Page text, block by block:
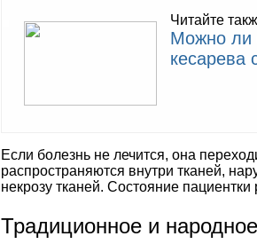
Читайте
Можно ли
кесарева
Если болезнь не лечится, она
распространяются внутри тканей,
некрозу тканей. Состояние пациентки
Традиционное и